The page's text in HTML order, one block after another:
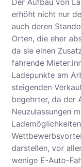
Der Aufbau von
erhöht nicht nur
auch deren
Orten, die eher
da sie einen
fahrende
Ladepunkte am
steigenden
begehrter, da der
Neuzulassungen
darstellen, vor
wenige E-Auto-